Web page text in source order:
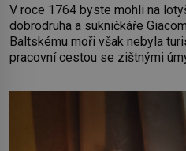
V roce 1764 byste mohli na
dobrodruha a sukničkáře
Baltskému moři však nebyla
pracovní cestou se zištnými
Rigy? Casanova v Pobaltí
Nebyl v této oblasti žádným